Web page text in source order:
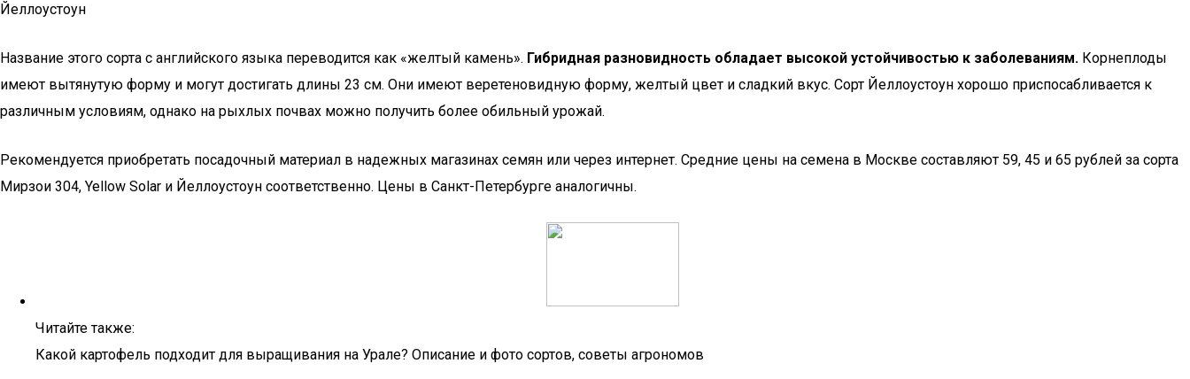
Йеллоустоун
Название этого сорта с английского языка переводится как «желтый камень». Гибридная разновидность обладает высокой устойчивостью к заболеваниям. Корнеплоды
имеют вытянутую форму и могут достигать длины 23 см. Они имеют веретеновидную форму, желтый цвет и сладкий вкус. Сорт Йеллоустоун хорошо приспосабливается к
различным условиям, однако на рыхлых почвах можно получить более обильный урожай.
Рекомендуется приобретать посадочный материал в надежных магазинах семян или через интернет. Средние цены на семена в Москве составляют 59, 45 и 65 рублей за сорта
Мирзои 304, Yellow Solar и Йеллоустоун соответственно. Цены в Санкт-Петербурге аналогичны.
Читайте также:
Какой картофель подходит для выращивания на Урале? Описание и фото сортов, советы агрономов